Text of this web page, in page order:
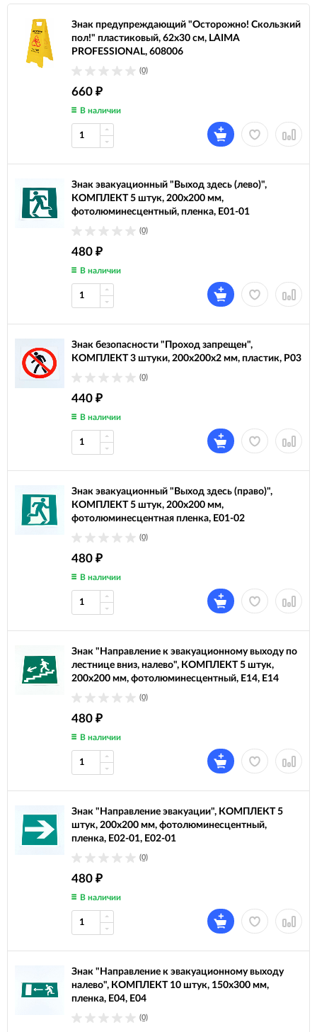
Знак предупреждающий "Осторожно! Скользкий
пол!" пластиковый, 62х30 см, LAIMA
PROFESSIONAL, 608006
(0)
660 ₽
В наличии
Знак эвакуационный "Выход здесь (лево)",
КОМПЛЕКТ 5 штук, 200х200 мм,
фотолюминесцентный, пленка, Е01-01
(0)
480 ₽
В наличии
Знак безопасности "Проход запрещен",
КОМПЛЕКТ 3 штуки, 200х200х2 мм, пластик, Р03
(0)
440 ₽
В наличии
Знак эвакуационный "Выход здесь (право)",
КОМПЛЕКТ 5 штук, 200х200 мм,
фотолюминесцентная пленка, Е01-02
(0)
480 ₽
В наличии
Знак "Направление к эвакуационному выходу по
лестнице вниз, налево", КОМПЛЕКТ 5 штук,
200х200 мм, фотолюминесцентный, E14, Е14
(0)
480 ₽
В наличии
Знак "Направление эвакуации", КОМПЛЕКТ 5
штук, 200х200 мм, фотолюминесцентный,
пленка, E02-01, Е02-01
(0)
480 ₽
В наличии
Знак "Направление к эвакуационному выходу
налево", КОМПЛЕКТ 10 штук, 150х300 мм,
пленка, E04, Е04
(0)